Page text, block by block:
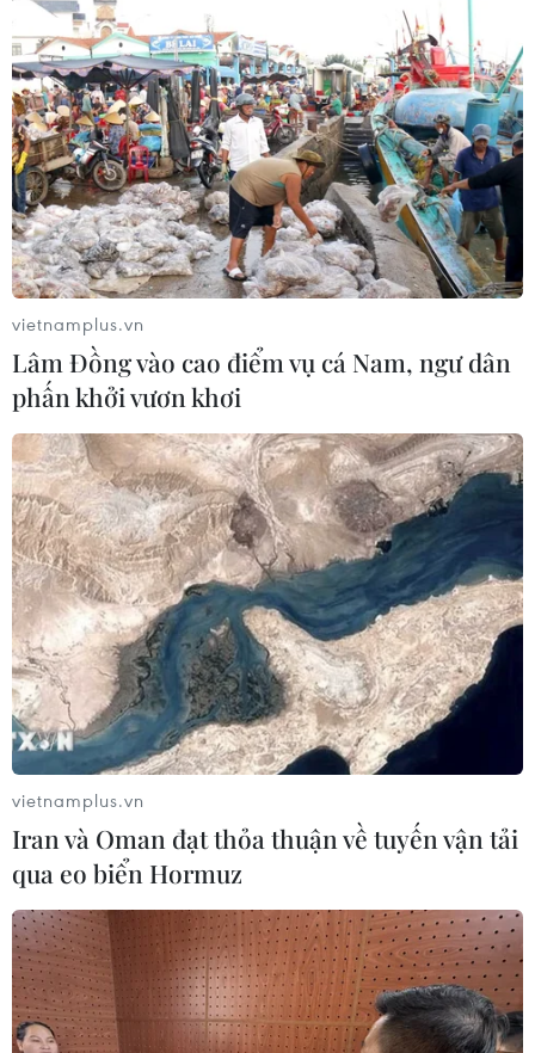
TIN CÙNG CHUYÊN MỤC
Mưa lớn gây ngập lụt, chia cắt nhiều
khu vực ở Nghệ An
06/08/2026 13:06
Đắk Lắk truy quét, xử lý tình trạng
phá rừng, lấn chiếm đất rừng
06/08/2026 12:36
Cảnh báo mưa cường độ lớn trên
100mm tại Bắc Bộ, Thanh Hóa và
Nghệ An
06/08/2026 10:23
Mưa lớn kéo dài gây nhiều thiệt hại
vietnamplus.vn
Lâm Đồng vào cao điểm vụ cá Nam, ngư dân
phấn khởi vươn khơi
vietnamplus.vn
Iran và Oman đạt thỏa thuận về tuyến vận tải
qua eo biển Hormuz